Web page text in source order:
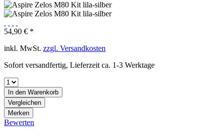
54,90 € *
inkl. MwSt. zzgl. Versandkosten
Sofort versandfertig, Lieferzeit ca. 1-3 Werktage
In den Warenkorb
Vergleichen
Merken
Bewerten